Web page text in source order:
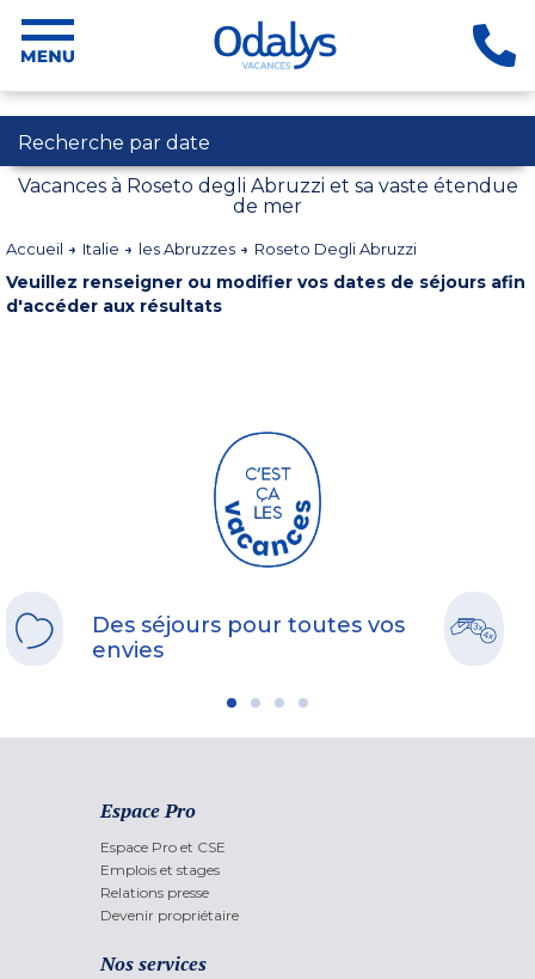
Recherche par date
Vacances à Roseto degli Abruzzi et sa vaste étendue
de mer
Accueil Italie les Abruzzes Roseto Degli Abruzzi
Veuillez renseigner ou modifier vos dates de séjours afin
d'accéder aux résultats
Des séjours pour toutes vos
envies
Espace Pro
Espace Pro et CSE
Emplois et stages
Relations presse
Devenir propriétaire
Nos services